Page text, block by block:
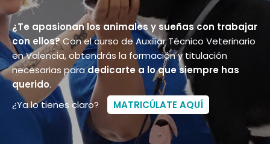
¿Te apasionan los animales y sueñas con trabajar
con ellos?Con el curso de Auxiliar Técnico Veterinario
en Valencia, obtendrás la formación y titulación
necesarias paradedicarte a lo que siempre has
querido.
¿Ya lo tienes claro?
MATRICÚLATE AQUÍ